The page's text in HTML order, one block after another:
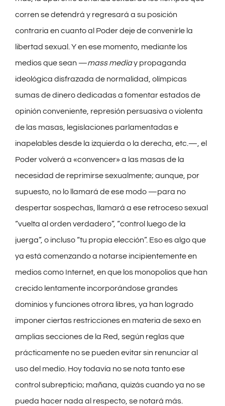
corren se detendrá y regresará a su posición
contraria en cuanto al Poder deje de convenirle la
libertad sexual. Y en ese momento, mediante los
medios que sean —mass mediay propaganda
ideológica disfrazada de normalidad, olímpicas
sumas de dinero dedicadas a fomentar estados de
opinión conveniente, represión persuasiva o violenta
de las masas, legislaciones parlamentadas e
inapelables desde la izquierda o la derecha, etc.—, el
Poder volverá a «convencer» a las masas de la
necesidad de reprimirse sexualmente; aunque, por
supuesto, no lo llamará de ese modo —para no
despertar sospechas, llamará a ese retroceso sexual
“vuelta al orden verdadero”, “control luego de la
juerga”, o incluso “tu propia elección”. Eso es algo que
ya está comenzando a notarse incipientemente en
medios como Internet, en que los monopolios que han
crecido lentamente incorporándose grandes
dominios y funciones otrora libres, ya han logrado
imponer ciertas restricciones en materia de sexo en
amplias secciones de la Red, según reglas que
prácticamente no se pueden evitar sin renunciar al
uso del medio. Hoy todavía no se nota tanto ese
control subrepticio; mañana, quizás cuando ya no se
pueda hacer nada al respecto, se notará más.